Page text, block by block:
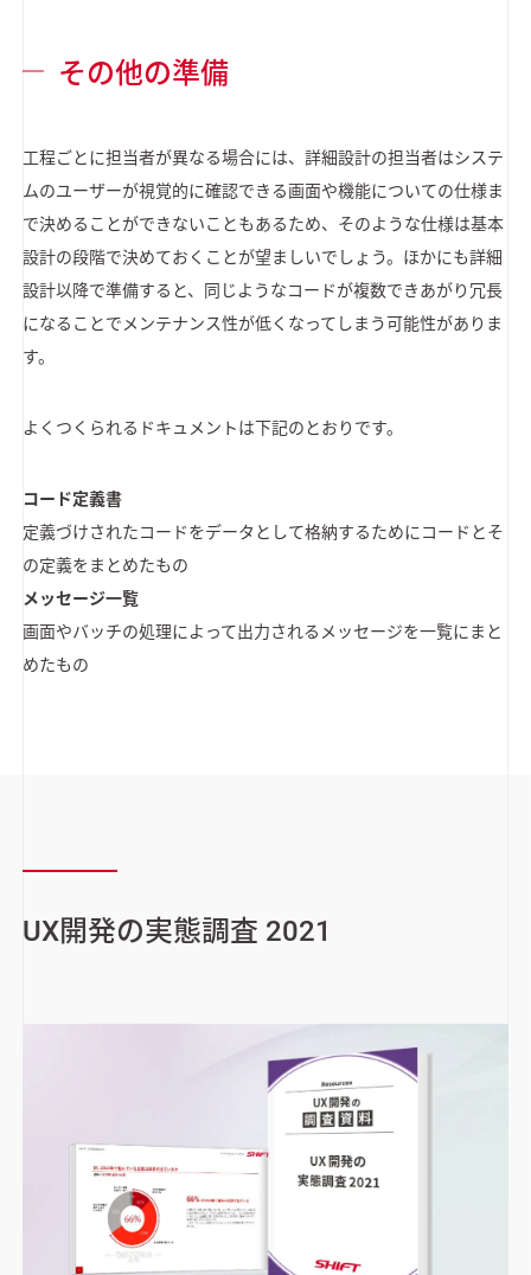
その他の準備
工程ごとに担当者が異なる場合には、詳細設計の担当者はシステ
ムのユーザーが視覚的に確認できる画面や機能についての仕様ま
で決めることができないこともあるため、そのような仕様は基本
設計の段階で決めておくことが望ましいでしょう。ほかにも詳細
設計以降で準備すると、同じようなコードが複数できあがり冗長
になることでメンテナンス性が低くなってしまう可能性がありま
す。
よくつくられるドキュメントは下記のとおりです。
コード定義書
定義づけされたコードをデータとして格納するためにコードとそ
の定義をまとめたもの
メッセージ一覧
画面やバッチの処理によって出力されるメッセージを一覧にまと
めたもの
UX開発の実態調査 2021